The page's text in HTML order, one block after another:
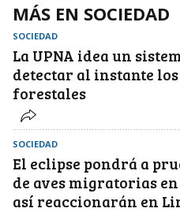
MÁS EN SOCIEDAD
SOCIEDAD
La UPNA idea un
detectar al instante
forestales
SOCIEDAD
El eclipse pondrá a
de aves migratorias
así reaccionarán en